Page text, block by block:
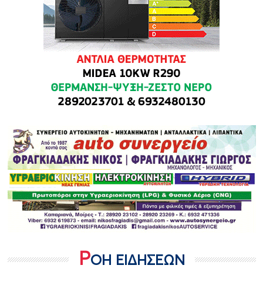
ΡΟΗ ΕΙΔΗΣΕΩΝ